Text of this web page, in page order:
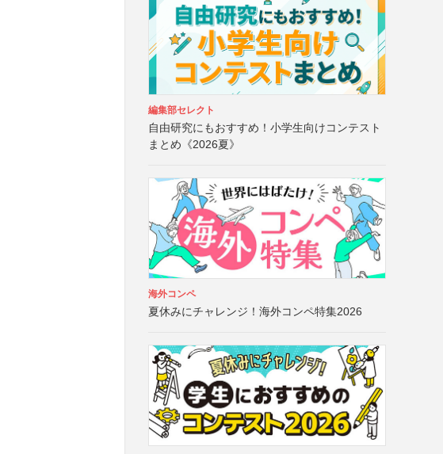
編集部セレクト
自由研究にもおすすめ！小学生向けコンテスト
まとめ《2026夏》
海外コンペ
夏休みにチャレンジ！海外コンペ特集2026